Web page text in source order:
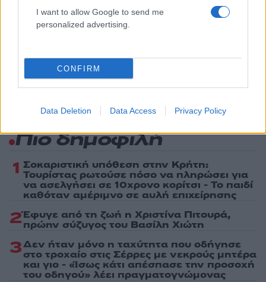
I want to allow Google to send me
personalized advertising.
CONFIRM
Data Deletion Data Access Privacy Policy
Share:
τελευταία νέατης ημέρας
Πιο δημοφιλή
1 Σοκαριστική υπόθεση στην Κρήτη:
Τουρίστας ρωτούσε πόσο να πληρώσει για
να ασελγήσει σε 10χρονο κορίτσι - Το παιδί
καθόταν αμέριμνο σε αυλή επιχείρησης
2Έφυγε από τη ζωή η Χριστίνα Πιτουρά,
πρώην σύζυγος του Βασίλη Χιώτη
3Δεν ήταν μόνο η ταχύτητα που οδήγησε
στο τροχαίο στις Σέρρες με νεκρούς μητέρα
και γιο - «Ίσως κάτι απέσπασε την προσοχή
του οδηγού» λέει πραγματογνώμονας